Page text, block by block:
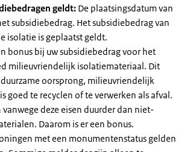
geldt: De plaatsingsdatum van
subsidiebedrag. Het subsidiebedrag van
isolatie is geplaatst geldt.
bonus bij uw subsidiebedrag voor het
milieuvriendelijk isolatiemateriaal. Dit
oorsprong, milieuvriendelijk
goed te recyclen of te verwerken als afval.
vanwege deze eisen duurder dan niet-
Daarom is er een bonus.
met een monumentenstatus gelden